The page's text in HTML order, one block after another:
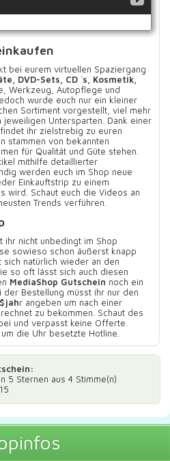
bei eurem virtuellen Spaziergang
DVD-Sets, CD ´s, Kosmetik,
Werkzeug, Autopflege und
wurde euch nur ein kleiner
Sortiment vorgestellt, viel mehr
Untersparten. Dank einer
ihr zielstrebig zu euren
stammen von bekannten
für Qualität und Güte stehen.
mithilfe detaillierter
werden euch im Shop neue
Einkauftstrip zu einem
wird. Schaut euch die Videos an
Trends verführen.
nicht unbedingt im Shop
sowieso schon äußerst knapp
natürlich wieder an den
so oft lässt sich auch diesen
MediaShop Gutschein noch ein
Bestellung müsst ihr nur den
r angeben um nach einer
zu bekommen. Schaut des
und verpasst keine Offerte.
die Uhr besetzte Hotline.
:
5 Sternen aus 4 Stimme(n)